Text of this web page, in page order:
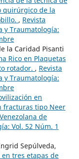
quirúrgico de la
, Revista
y Traumatología:
la Caridad Pisanti
Rico en Plaquetas
rotador. , Revista
y Traumatología:
en
fracturas tipo Neer
de
Vol. 52 Núm. 1
Sepúlveda,
tres etapas de